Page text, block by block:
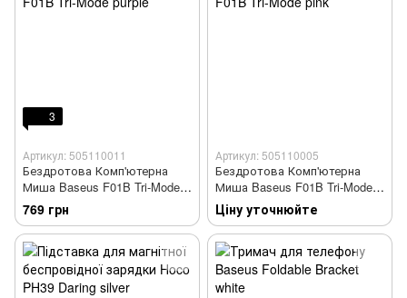
3
Артикул: 505110011
Бездротова Комп'ютерна
Миша Baseus F01B Tri-Mode
purple
769 грн
Артикул: 505110005
Бездротова Комп'ютерна
Миша Baseus F01B Tri-Mode
pink
Ціну уточнюйте